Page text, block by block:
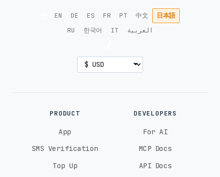
EN DE ES FR PT 中文
日本語
RU
한국어 IT العربية
PRODUCT
App
SMS Verification
Top Up
DEVELOPERS
For AI
MCP Docs
API Docs